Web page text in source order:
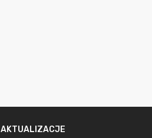
AKTUALIZACJE